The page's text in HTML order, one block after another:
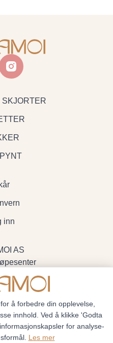
instagram
SKJORTER
inn
AS
19, 3570 Ål
å forbedre din opplevelse,
innhold. Ved å klikke 'Godta
for analyse-
Les mer